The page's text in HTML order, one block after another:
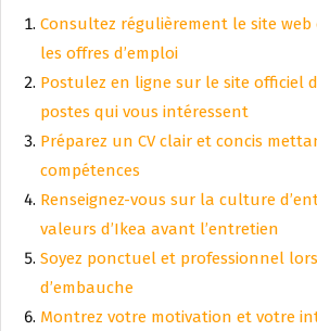
Consultez régulièrement le site web
les offres d’emploi
Postulez en ligne sur le site officiel
postes qui vous intéressent
Préparez un CV clair et concis
compétences
Renseignez-vous sur la culture
valeurs d’Ikea avant l’entretien
Soyez ponctuel et professionnel
d’embauche
Montrez votre motivation et votre